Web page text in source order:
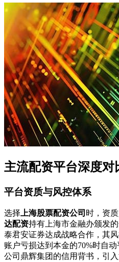
主流配资平台深度对
平台资质与风控体系
选择 上海股票配资公司 时，资
达配资持有上海市金融办颁发
泰君安证券达成战略合作，其
账户亏损达到本金的70%时自动
公司鼎辉集团的信用背书，引